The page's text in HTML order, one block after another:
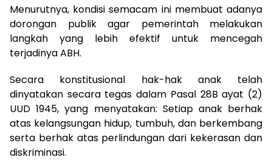
Menurutnya, kondisi semacam ini membuat adanya
dorongan publik agar pemerintah melakukan
langkah yang lebih efektif untuk mencegah
terjadinya ABH.
Secara konstitusional hak-hak anak telah
dinyatakan secara tegas dalam Pasal 28B ayat (2)
UUD 1945, yang menyatakan: Setiap anak berhak
atas kelangsungan hidup, tumbuh, dan berkembang
serta berhak atas perlindungan dari kekerasan dan
diskriminasi.